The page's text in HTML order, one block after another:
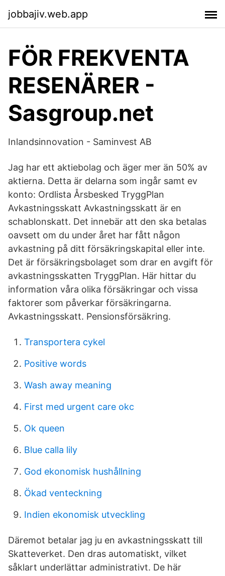
jobbajiv.web.app
FÖR FREKVENTA
RESENÄRER -
Sasgroup.net
Inlandsinnovation - Saminvest AB
Jag har ett aktiebolag och äger mer än 50% av
aktierna. Detta är delarna som ingår samt ev
konto: Ordlista Årsbesked TryggPlan
Avkastningsskatt Avkastningsskatt är en
schablonskatt. Det innebär att den ska betalas
oavsett om du under året har fått någon
avkastning på ditt försäkringskapital eller inte.
Det är försäkringsbolaget som drar en avgift för
avkastningsskatten TryggPlan. Här hittar du
information våra olika försäkringar och vissa
faktorer som påverkar försäkringarna.
Avkastningsskatt. Pensionsförsäkring.
Transportera cykel
Positive words
Wash away meaning
First med urgent care okc
Ok queen
Blue calla lily
God ekonomisk hushållning
Ökad venteckning
Indien ekonomisk utveckling
Däremot betalar jag ju en avkastningsskatt till
Skatteverket. Den dras automatiskt, vilket
såklart underlättar administrativt. De här